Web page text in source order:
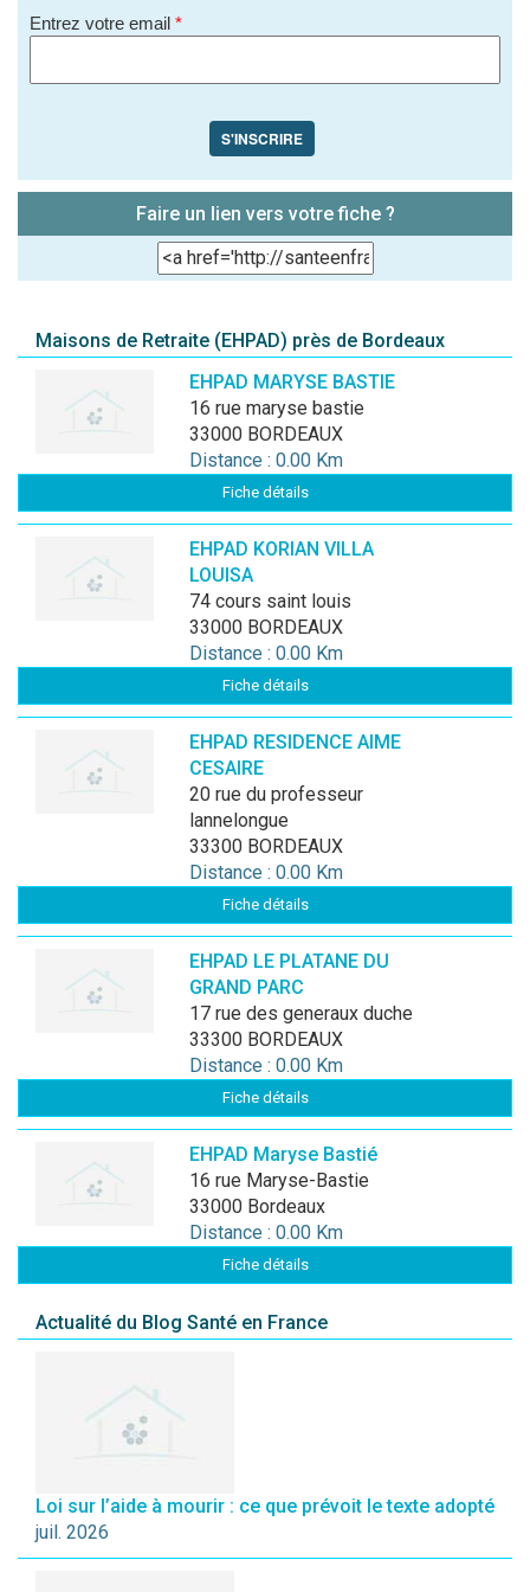
Entrez votre email *
S'INSCRIRE
Faire un lien vers votre fiche ?
Maisons de Retraite (EHPAD) près de Bordeaux
EHPAD MARYSE BASTIE
16 rue maryse bastie
33000 BORDEAUX
Distance : 0.00 Km
Fiche détails
EHPAD KORIAN VILLA
LOUISA
74 cours saint louis
33000 BORDEAUX
Distance : 0.00 Km
Fiche détails
EHPAD RESIDENCE AIME
CESAIRE
20 rue du professeur
lannelongue
33300 BORDEAUX
Distance : 0.00 Km
Fiche détails
EHPAD LE PLATANE DU
GRAND PARC
17 rue des generaux duche
33300 BORDEAUX
Distance : 0.00 Km
Fiche détails
EHPAD Maryse Bastié
16 rue Maryse-Bastie
33000 Bordeaux
Distance : 0.00 Km
Fiche détails
Actualité du Blog Santé en France
Loi sur l’aide à mourir : ce que prévoit le texte adopté
juil. 2026